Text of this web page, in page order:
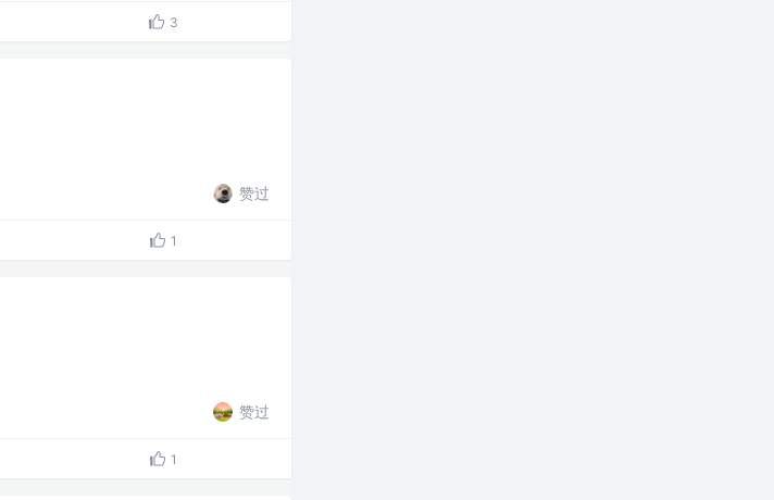
3
赞过
1
赞过
1